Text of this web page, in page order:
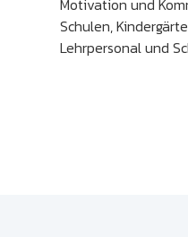
Motivation und
Schulen,
Lehrpersonal und